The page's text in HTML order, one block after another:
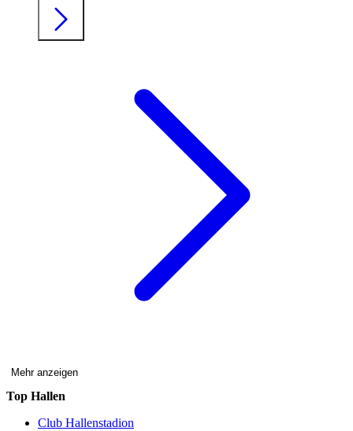
Mehr anzeigen
Top Hallen
Club Hallenstadion